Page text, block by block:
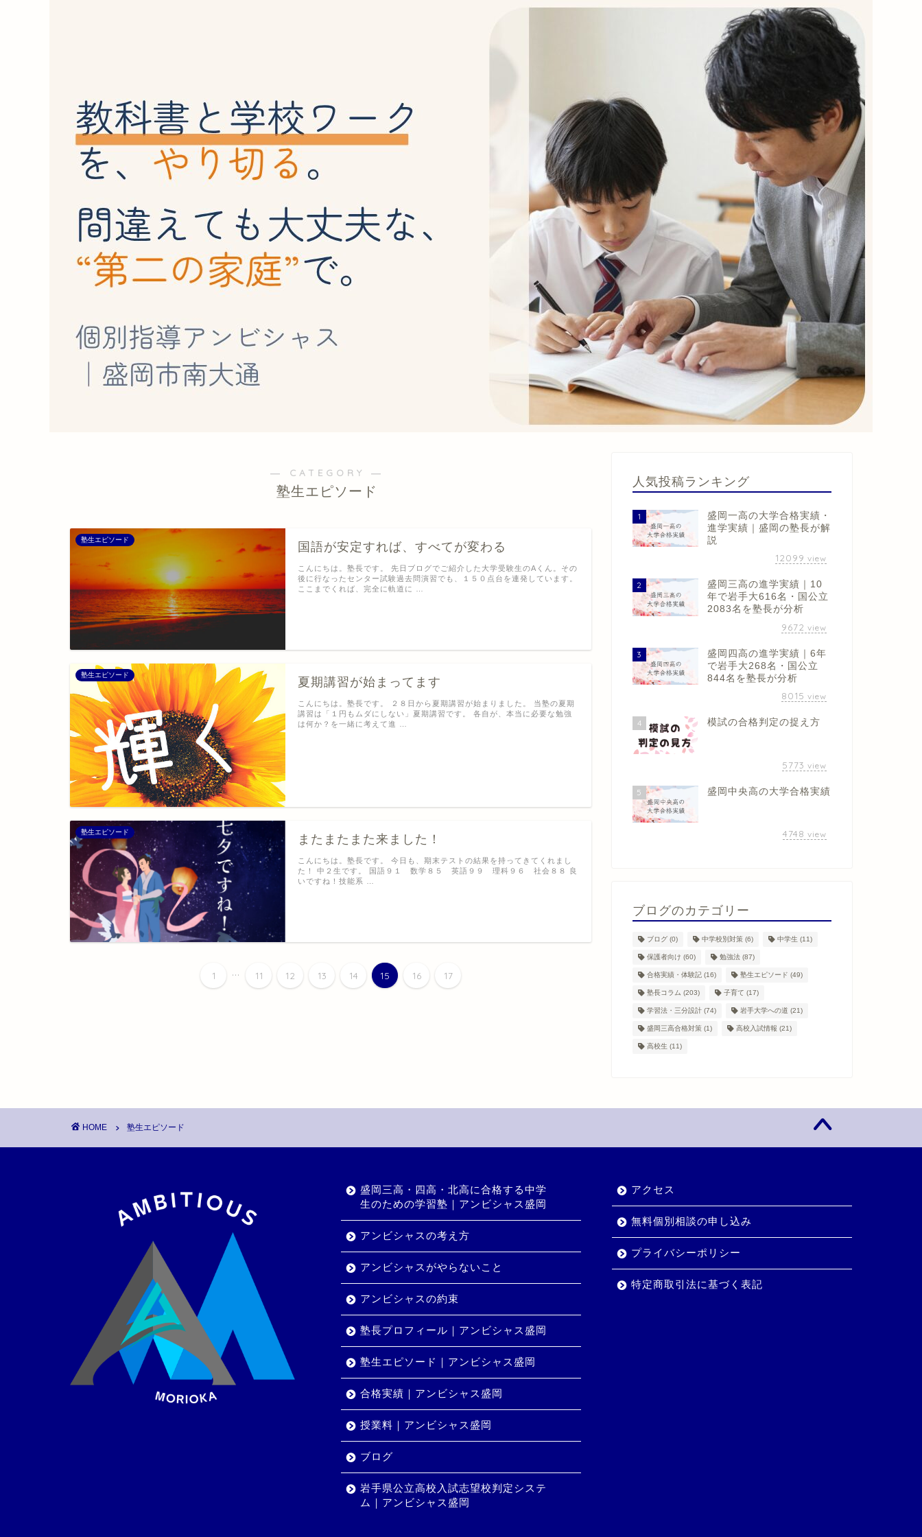
― CATEGORY ―
塾生エピソード
塾生エピソード
国語が安定すれば、すべてが変わる
こんにちは。塾長です。 先日ブログでご紹介した大学受験生のAくん。その
後に行なったセンター試験過去問演習でも、１５０点台を連発しています。
ここまでくれば、完全に軌道に …
塾生エピソード
夏期講習が始まってます
こんにちは。塾長です。 ２８日から夏期講習が始まりました。 当塾の夏期
講習は「１円もムダにしない」夏期講習です。 各自が、本当に必要な勉強
は何か？を一緒に考えて進 …
塾生エピソード
またまたまた来ました！
こんにちは。塾長です。 今日も、期末テストの結果を持ってきてくれまし
た！ 中２生です。 国語９１ 数学８５ 英語９９ 理科９６ 社会８８ 良
いですね！技能系 …
1 ... 11 12 13 14 15 16 17
人気投稿ランキング
1
盛岡一高の大学合格実績・
進学実績｜盛岡の塾長が解
説
12099 view
2
盛岡三高の進学実績｜10
年で岩手大616名・国公立
2083名を塾長が分析
9672 view
3
盛岡四高の進学実績｜6年
で岩手大268名・国公立
844名を塾長が分析
8015 view
4 模試の合格判定の捉え方
5773 view
5 盛岡中央高の大学合格実績
4748 view
ブログのカテゴリー
ブログ(0) 中学校別対策 (6) 中学生 (11)
保護者向け (60) 勉強法(87)
合格実績・体験記(16) 塾生エピソード (49)
塾長コラム (203) 子育て (17)
学習法・三分設計(74) 岩手大学への道 (21)
盛岡三高合格対策 (1) 高校入試情報 (21)
高校生 (11)
HOME 塾生エピソード
盛岡三高・四高・北高に合格する中学
生のための学習塾｜アンビシャス盛岡
アンビシャスの考え方
アンビシャスがやらないこと
アンビシャスの約束
塾長プロフィール｜アンビシャス盛岡
塾生エピソード｜アンビシャス盛岡
合格実績｜アンビシャス盛岡
授業料｜アンビシャス盛岡
ブログ
岩手県公立高校入試志望校判定システ
ム｜アンビシャス盛岡
アクセス
無料個別相談の申し込み
プライバシーポリシー
特定商取引法に基づく表記